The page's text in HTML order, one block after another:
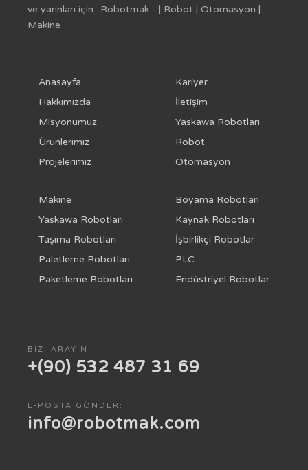
ve yarınları için.. Robotmak - | Robot | Otomasyon |
Makine
Anasayfa
Hakkımızda
Misyonumuz
Ürünlerimiz
Projelerimiz
Kariyer
İletişim
Yaskawa Robotları
Robot
Otomasyon
Makine
Yaskawa Robotları
Taşıma Robotları
Paletleme Robotları
Paketleme Robotları
Boyama Robotları
Kaynak Robotları
İşbirlikçi Robotlar
PLC
Endüstriyel Robotlar
BIZI ARAYIN:
+(90) 532 487 31 69
E-POSTA GÖNDER:
info@robotmak.com